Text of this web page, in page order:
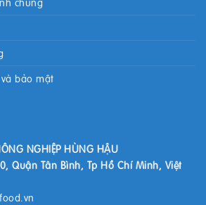
bảo mật
NGHIỆP HÙNG HẬU
Quận Tân Bình, Tp Hồ Chí Minh, Việt